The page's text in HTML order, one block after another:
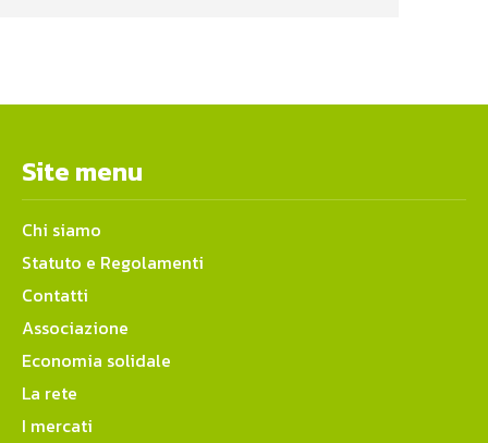
Site menu
Chi siamo
Statuto e Regolamenti
Contatti
Associazione
Economia solidale
La rete
I mercati